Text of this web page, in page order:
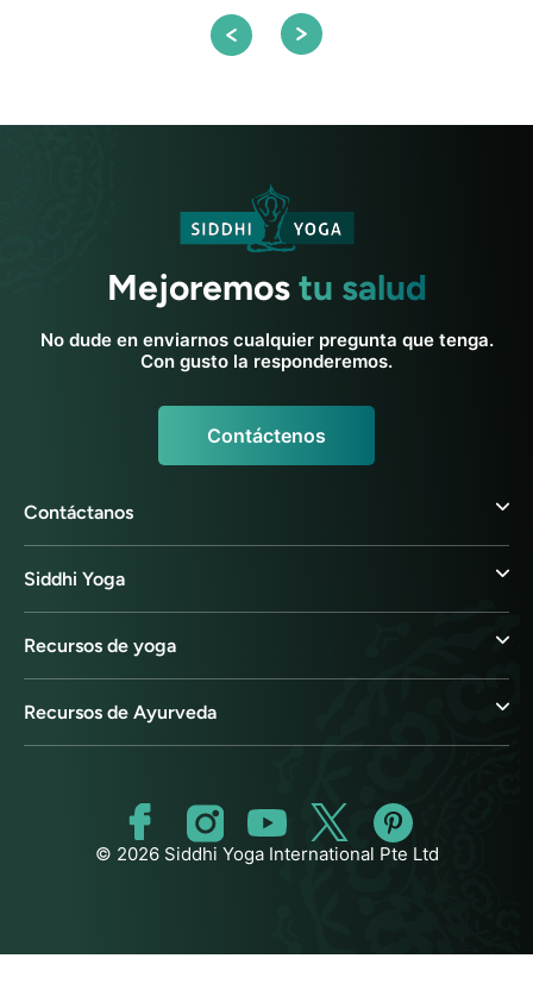
Mejoremostu salud
No dude en enviarnos cualquier pregunta que tenga.
Con gusto la responderemos.
Contáctenos
Contáctanos
Siddhi Yoga
Recursos de yoga
Recursos de Ayurveda
© 2026 Siddhi Yoga International Pte Ltd